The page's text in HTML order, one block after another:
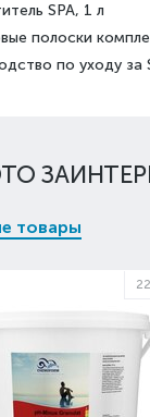
SPA, 1 л
полоски
по уходу за
товары